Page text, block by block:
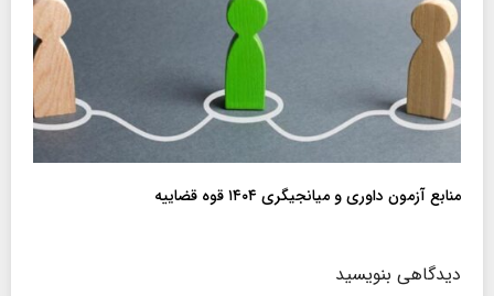
منابع آزمون داوری و میانجیگری ۱۴۰۴ قوه قضاییه
دیدگاهی بنویسید